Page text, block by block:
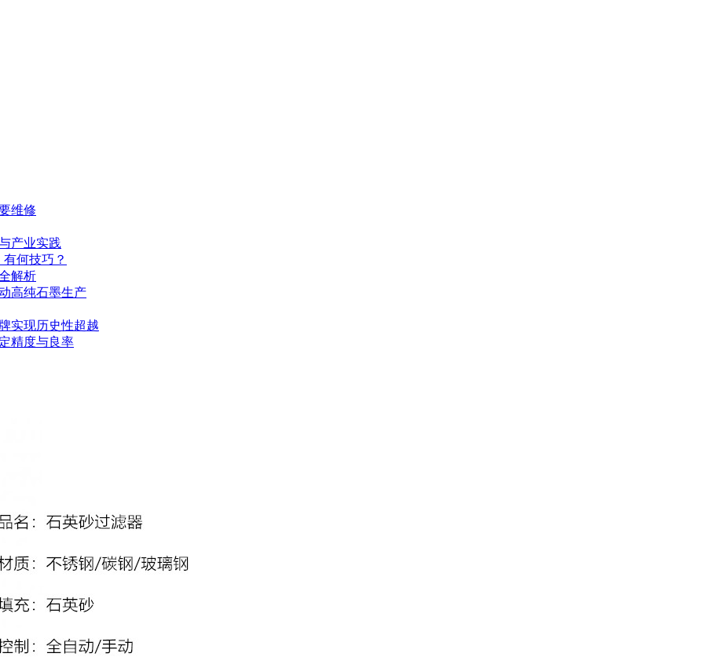
维修
产业实践
何技巧？
解析
高纯石墨生产
实现历史性超越
精度与良率